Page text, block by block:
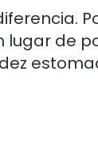
lugar de